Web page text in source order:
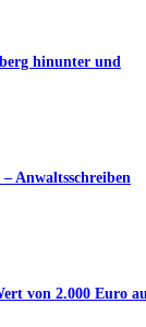
hinunter und
Anwaltsschreiben
von 2.000 Euro